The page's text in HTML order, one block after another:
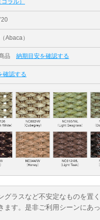
ラル）
Abaca）
品 納期目安を確認する
確認する
ラスなど不安定なものを置
す。是非ご利用シーンにあ